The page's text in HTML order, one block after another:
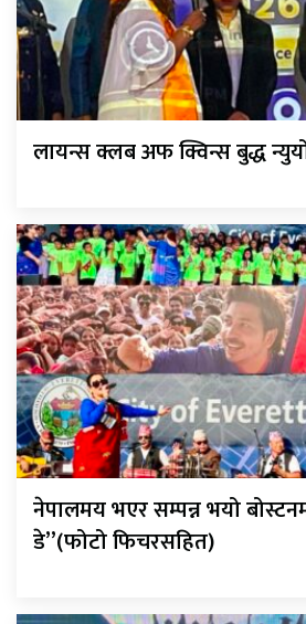
लायन्स क्लब अफ क्विन्स बुद्ध
नेपालमय भएर सम्पन्न भयो
डे”(फोटो फिचरसहित)